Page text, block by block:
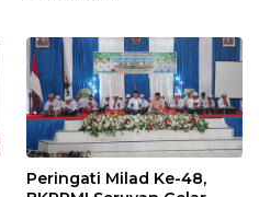
Peringati Milad Ke-48,